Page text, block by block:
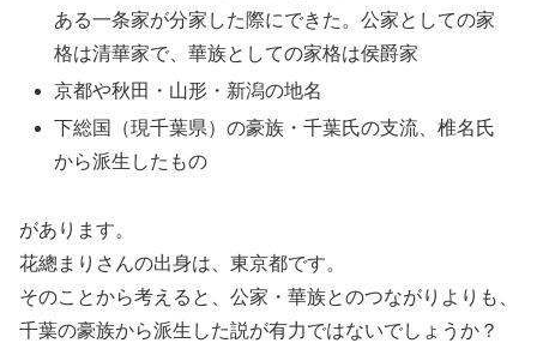
ある一条家が分家した際にできた。公家としての家
格は清華家で、華族としての家格は侯爵家
京都や秋田・山形・新潟の地名
下総国（現千葉県）の豪族・千葉氏の支流、椎名氏
から派生したもの
があります。
花總まりさんの出身は、東京都です。
そのことから考えると、公家・華族とのつながりよりも、
千葉の豪族から派生した説が有力ではないでしょうか？